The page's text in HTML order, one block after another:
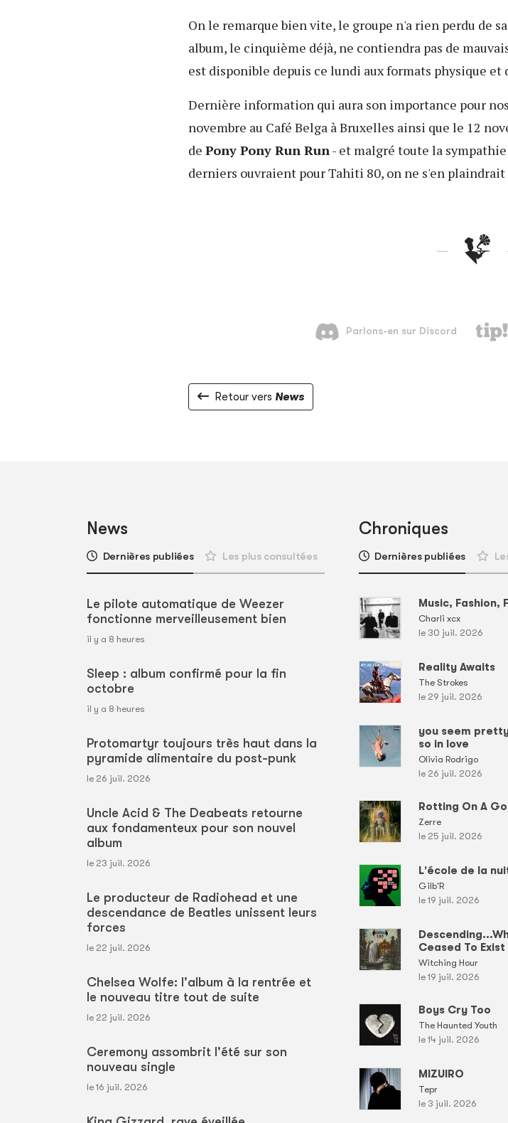
On le remarque bien vite, le groupe n'a rien perdu de
album, le cinquième déjà, ne contiendra pas de
est disponible depuis ce lundi aux formats physique et
Dernière information qui aura son importance pour
novembre au Café Belga à Bruxelles ainsi que le 12
de Pony Pony Run Run- et malgré toute la sympathie
derniers ouvraient pour Tahiti 80, on ne s'en plaindrait
Retour vers News
News
Dernières publiées Les plus consultées
Le pilote automatique de Weezer
fonctionne merveilleusement bien
il y a 8 heures
Sleep : album confirmé pour la fin
octobre
il y a 8 heures
Protomartyr toujours très haut dans la
pyramide alimentaire du post-punk
le 26 juil. 2026
Uncle Acid & The Deabeats retourne
aux fondamenteux pour son nouvel
album
le 23 juil. 2026
Le producteur de Radiohead et une
descendance de Beatles unissent leurs
forces
le 22 juil. 2026
Chelsea Wolfe: l'album à la rentrée et
le nouveau titre tout de suite
le 22 juil. 2026
Ceremony assombrit l'été sur son
nouveau single
le 16 juil. 2026
Chroniques
Dernières publiées
Music, Fashion,
Charli xcx
le 30 juil. 2026
Reality Awaits
The Strokes
le 29 juil. 2026
you seem
so in love
Olivia Rodrigo
le 26 juil. 2026
Rotting On A
Zerre
le 25 juil. 2026
L'école de la
Gilb'R
le 19 juil. 2026
Ceased To Exist
Witching Hour
le 19 juil. 2026
Boys Cry Too
The Haunted Youth
le 14 juil. 2026
MIZUIRO
Tepr
le 3 juil. 2026